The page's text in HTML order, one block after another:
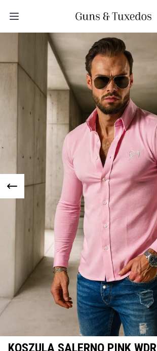
KOSZULA SALERNO PINK WDR